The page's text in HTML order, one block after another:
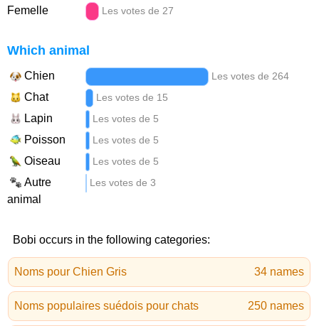
Femelle Les votes de 27
Which animal
Chien Les votes de 264
Chat Les votes de 15
Lapin Les votes de 5
Poisson Les votes de 5
Oiseau Les votes de 5
Autre
animal
Les votes de 3
Bobi occurs in the following categories:
Noms pour Chien Gris 34 names
Noms populaires suédois pour chats 250 names